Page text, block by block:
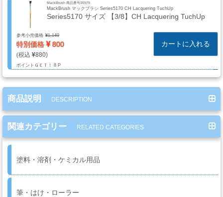
Brush
ス
プ
レ
ー
ガ
ン
エ
ア
MackBrush 商品番号35979
MackBrush マックブラシ Series5170 CH Lacquering TuchUp
Series5170 サイズ 【3/8】CH Lacquering TuchUp
参考小売価格 1,140
特別価格 800
880
ポイントＧＥＴ！ 8 P
カートに入れる
商品説明 DESCRIPTION
関連カテゴリー RELATED CATEGORIES
塗料・溶剤・ケミカル用品
筆・はけ・ローラー